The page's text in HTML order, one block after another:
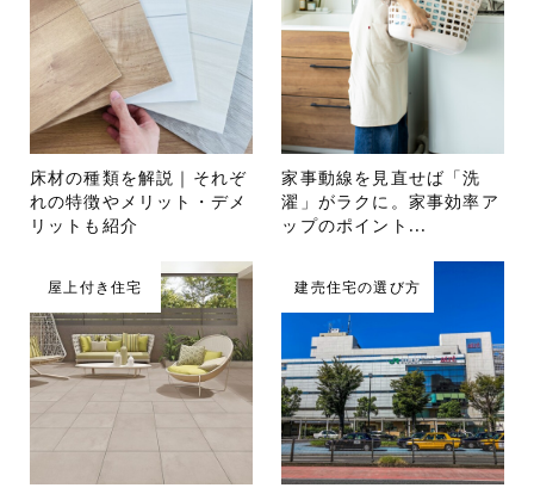
床材の種類を解説｜それぞ
れの特徴やメリット・デメ
リットも紹介
家事動線を見直せば「洗
濯」がラクに。家事効率ア
ップのポイント...
屋上付き住宅 建売住宅の選び方